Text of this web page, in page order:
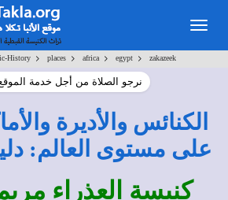
History> places> africa> egypt> zakazeek
نرجو الصلاة من أجل خدمة
الكنائس والأديرة
على مستوى العالم:
كنيسة العذراء